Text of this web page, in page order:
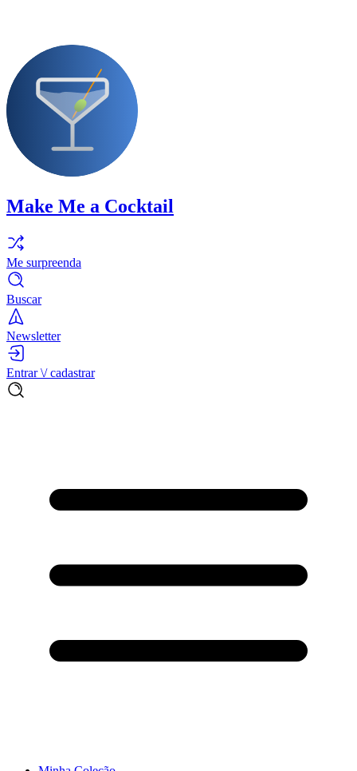
Make Me a Cocktail
Me surpreenda
Buscar
Newsletter
Entrar \/ cadastrar